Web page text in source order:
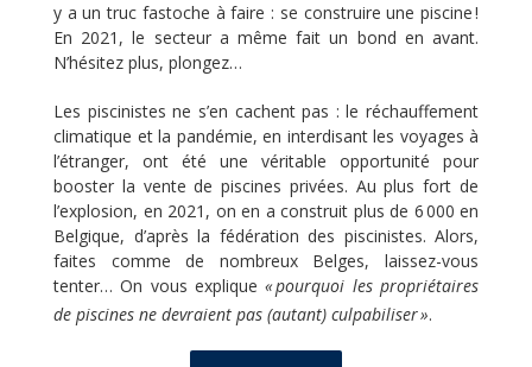
y a un truc fastoche à faire : se construire une piscine !
En 2021, le secteur a même fait un bond en avant.
N’hésitez plus, plongez…
Les piscinistes ne s’en cachent pas : le réchauffement
climatique et la pandémie, en interdisant les voyages à
l’étranger, ont été une véritable opportunité pour
booster la vente de piscines privées. Au plus fort de
l’explosion, en 2021, on en a construit plus de 6 000 en
Belgique, d’après la fédération des piscinistes. Alors,
faites comme de nombreux Belges, laissez-vous
tenter… On vous explique« pourquoi les propriétaires
de piscines ne devraient pas (autant) culpabiliser ».